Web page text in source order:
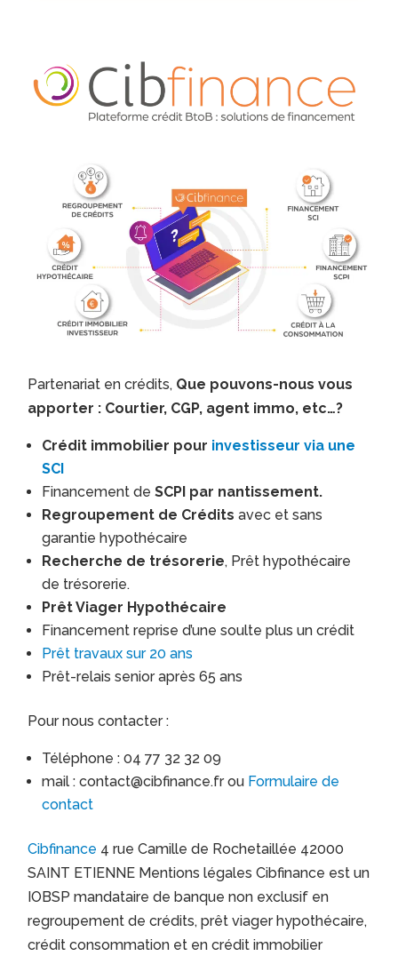
Partenariat en crédits, Que pouvons-nous vous
apporter : Courtier, CGP, agent immo, etc…?
Crédit immobilier pour investisseur via une
SCI
Financement deSCPI par nantissement.
Regroupement de Créditsavec et sans
garantie hypothécaire
Recherche de trésorerie, Prêt hypothécaire
de trésorerie.
Prêt Viager Hypothécaire
Financement reprise d’une soulte plus un crédit
Prêt travaux sur 20 ans
Prêt-relais senior après 65 ans
Pour nous contacter :
Téléphone : 04 77 32 32 09
mail : contact@cibfinance.fr ou Formulaire de
contact
Cibfinance 4 rue Camille de Rochetaillée 42000
SAINT ETIENNE Mentions légales Cibfinance est un
IOBSP mandataire de banque non exclusif en
regroupement de crédits, prêt viager hypothécaire,
crédit consommation et en crédit immobilier